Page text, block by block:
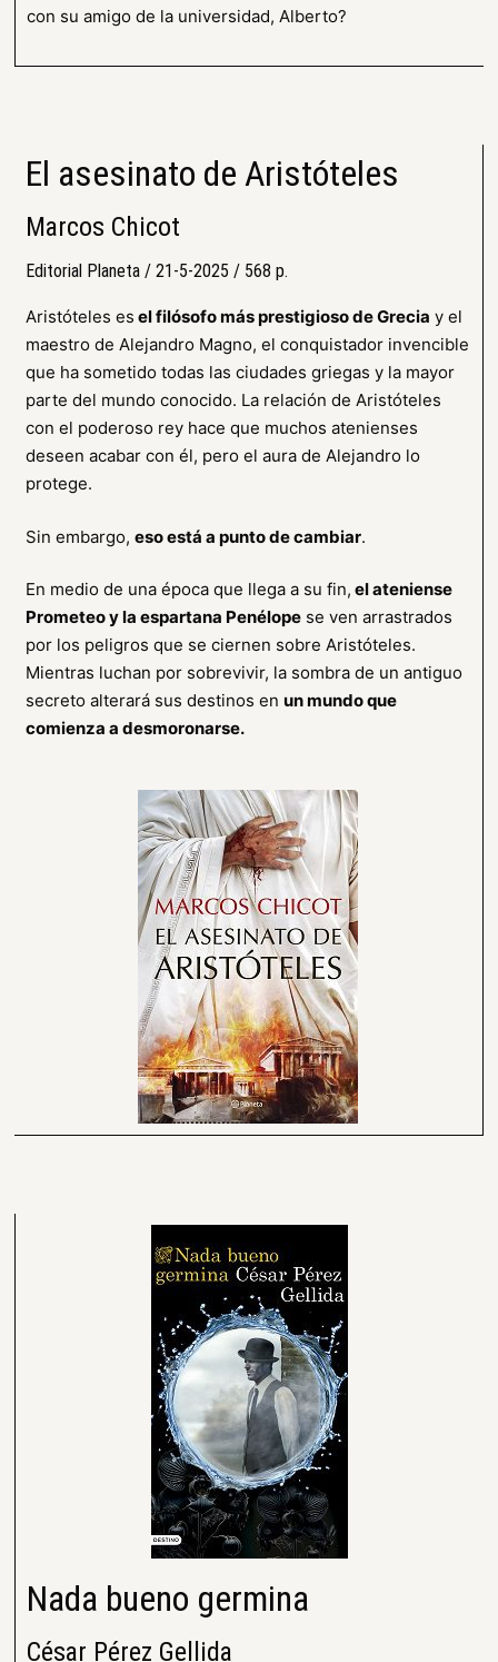
con su amigo de la universidad, Alberto?
El asesinato de Aristóteles
Marcos Chicot
Editorial Planeta / 21-5-2025 / 568 p.
Aristóteles es el filósofo más prestigioso de Grecia y el
maestro de Alejandro Magno, el conquistador invencible
que ha sometido todas las ciudades griegas y la mayor
parte del mundo conocido. La relación de Aristóteles
con el poderoso rey hace que muchos atenienses
deseen acabar con él, pero el aura de Alejandro lo
protege.
Sin embargo, eso está a punto de cambiar.
En medio de una época que llega a su fin, el ateniense
Prometeo y la espartana Penélopese ven arrastrados
por los peligros que se ciernen sobre Aristóteles.
Mientras luchan por sobrevivir, la sombra de un antiguo
secreto alterará sus destinos en un mundo que
comienza a desmoronarse.
Nada bueno germina
César Pérez Gellida